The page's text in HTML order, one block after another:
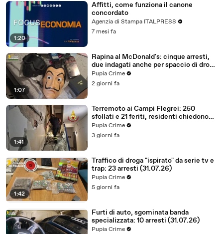
1:20
Affitti, come funziona il canone
concordato
Agenzia di Stampa ITALPRESS
7 mesi fa
1:07
Rapina al McDonald's: cinque arresti,
due indagati anche per spaccio di droga
(03.08.26)
Pupia Crime
2 giorni fa
1:41
Terremoto ai Campi Flegrei: 250
sfollati e 21 feriti, residenti chiedono
certezze sul futuro (01.08.26)
Pupia Crime
3 giorni fa
1:42
Traffico di droga "ispirato" da serie tv e
trap: 23 arresti (31.07.26)
Pupia Crime
5 giorni fa
Furti di auto, sgominata banda
specializzata: 10 arresti (31.07.26)
Pupia Crime